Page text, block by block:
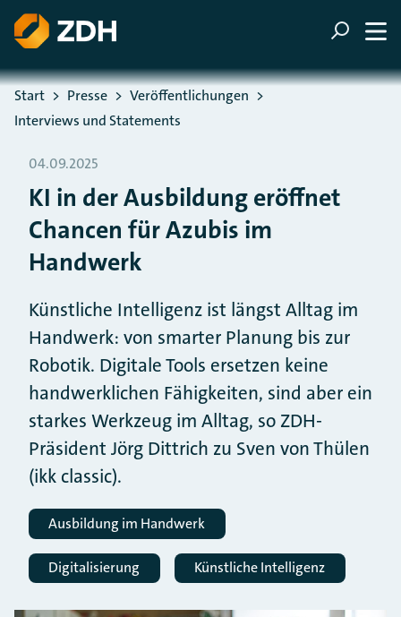
ZUM HAUPTINHALT SPRINGEN
ZUR SUCHE SPRINGEN
Sie befinden sich hier:
Start Presse
Veröffentlichungen
Interviews und Statements
04.09.2025
KI in der Ausbildung eröffnet
Chancen für Azubis im
Handwerk
Künstliche Intelligenz ist längst Alltag im
Handwerk: von smarter Planung bis zur
Robotik. Digitale Tools ersetzen keine
handwerklichen Fähigkeiten, sind aber ein
starkes Werkzeug im Alltag, so ZDH-
Präsident Jörg Dittrich zu Sven von Thülen
(ikk classic).
Ausbildung im Handwerk
Digitalisierung Künstliche Intelligenz